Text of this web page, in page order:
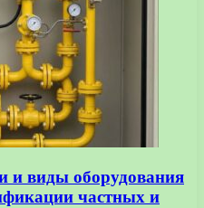
и виды оборудования
частных и